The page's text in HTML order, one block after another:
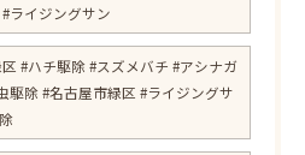
ライジングサン
#ハチ駆除 #スズメバチ #アシナガ
駆除 #名古屋市緑区 #ライジングサ